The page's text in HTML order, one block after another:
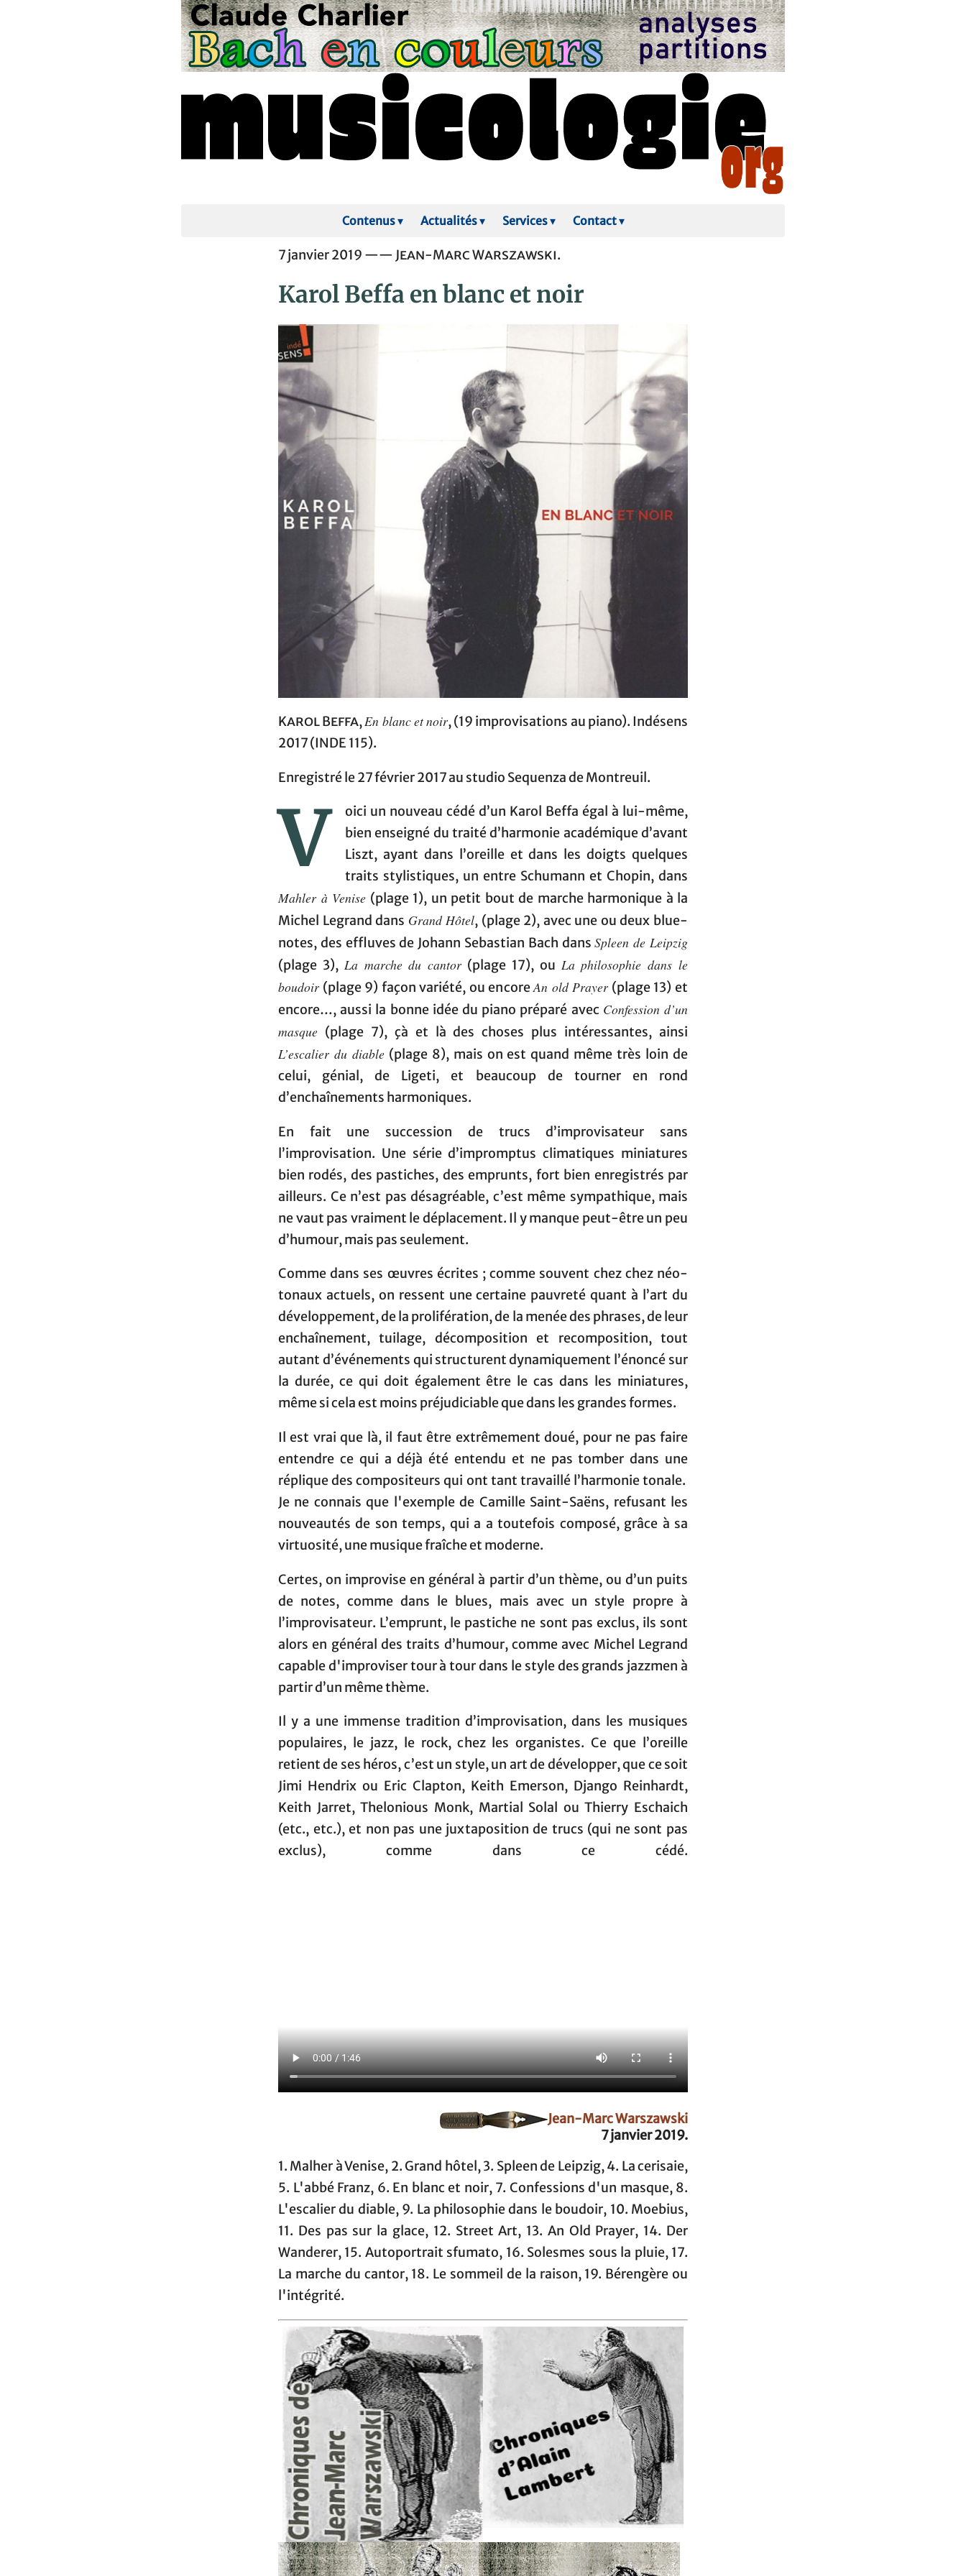
Contenus▾ Actualités▾ Services▾ Contact▾
7 janvier 2019 —— Jean-Marc Warszawski.
Karol Beffa en blanc et noir
Karol Beffa,En blanc et noir, (19 improvisations au piano). Indésens
2017 (INDE 115).
Enregistré le 27 février 2017 au studio Sequenza de Montreuil.
V
oici un nouveau cédé d’un Karol Beffa égal à lui-même,
bien enseigné du traité d’harmonie académique d’avant
Liszt, ayant dans l’oreille et dans les doigts quelques
traits stylistiques, un entre Schumann et Chopin, dans
Mahler à Venise (plage 1), un petit bout de marche harmonique à la
Michel Legrand dans Grand Hôtel, (plage 2), avec une ou deux blue-
notes, des effluves de Johann Sebastian Bach dansSpleen de Leipzig
(plage 3), La marche du cantor (plage 17), ou La philosophie dans le
boudoir (plage 9) façon variété, ou encoreAn old Prayer (plage 13) et
encore…, aussi la bonne idée du piano préparé avec Confession d’un
masque (plage 7), çà et là des choses plus intéressantes, ainsi
L’escalier du diable(plage 8), mais on est quand même très loin de
celui, génial, de Ligeti, et beaucoup de tourner en rond
d’enchaînements harmoniques.
En fait une succession de trucs d’improvisateur sans
l’improvisation. Une série d’impromptus climatiques miniatures
bien rodés, des pastiches, des emprunts, fort bien enregistrés par
ailleurs. Ce n’est pas désagréable, c’est même sympathique, mais
ne vaut pas vraiment le déplacement. Il y manque peut-être un peu
d’humour, mais pas seulement.
Comme dans ses œuvres écrites ; comme souvent chez chez néo-
tonaux actuels, on ressent une certaine pauvreté quant à l’art du
développement, de la prolifération, de la menée des phrases, de leur
enchaînement, tuilage, décomposition et recomposition, tout
autant d’événements qui structurent dynamiquement l’énoncé sur
la durée, ce qui doit également être le cas dans les miniatures,
même si cela est moins préjudiciable que dans les grandes formes.
Il est vrai que là, il faut être extrêmement doué, pour ne pas faire
entendre ce qui a déjà été entendu et ne pas tomber dans une
réplique des compositeurs qui ont tant travaillé l’harmonie tonale.
Je ne connais que l'exemple de Camille Saint-Saëns, refusant les
nouveautés de son temps, qui a a toutefois composé, grâce à sa
virtuosité, une musique fraîche et moderne.
Certes, on improvise en général à partir d’un thème, ou d’un puits
de notes, comme dans le blues, mais avec un style propre à
l’improvisateur. L’emprunt, le pastiche ne sont pas exclus, ils sont
alors en général des traits d’humour, comme avec Michel Legrand
capable d'improviser tour à tour dans le style des grands jazzmen à
partir d’un même thème.
Il y a une immense tradition d’improvisation, dans les musiques
populaires, le jazz, le rock, chez les organistes. Ce que l’oreille
retient de ses héros, c’est un style, un art de développer, que ce soit
Jimi Hendrix ou Eric Clapton, Keith Emerson, Django Reinhardt,
Keith Jarret, Thelonious Monk, Martial Solal ou Thierry Eschaich
(etc., etc.), et non pas une juxtaposition de trucs (qui ne sont pas
exclus), comme dans ce cédé.
Jean-Marc Warszawski
7 janvier 2019.
1. Malher à Venise, 2. Grand hôtel, 3. Spleen de Leipzig, 4. La cerisaie,
5. L'abbé Franz, 6. En blanc et noir, 7. Confessions d'un masque, 8.
L'escalier du diable, 9. La philosophie dans le boudoir, 10. Moebius,
11. Des pas sur la glace, 12. Street Art, 13. An Old Prayer, 14. Der
Wanderer, 15. Autoportrait sfumato, 16. Solesmes sous la pluie, 17.
La marche du cantor, 18. Le sommeil de la raison, 19. Bérengère ou
l'intégrité.